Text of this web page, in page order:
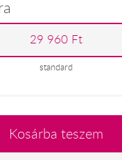
29 960 Ft
standard
Kosárba teszem